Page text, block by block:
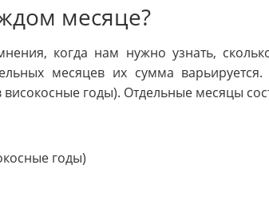
месяце?
когда нам нужно узнать,
месяцев их сумма
годы). Отдельные месяцы
годы)